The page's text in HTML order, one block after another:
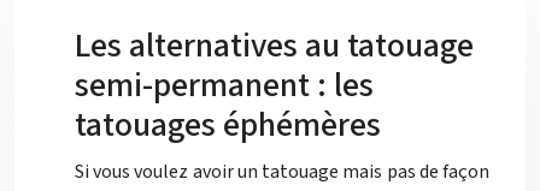
Les alternatives au tatouage
semi-permanent : les
tatouages éphémères
Si vous voulez avoir un tatouage mais pas de façon